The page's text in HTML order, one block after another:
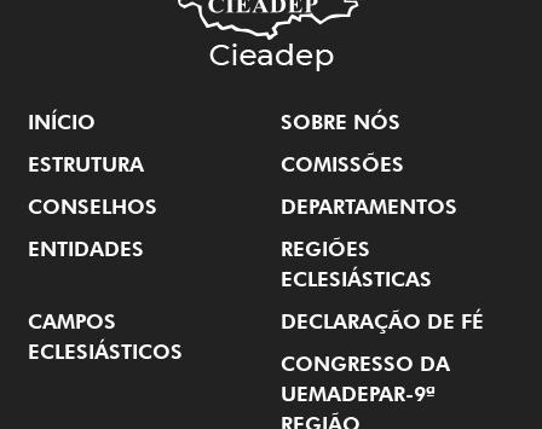
INÍCIO
SOBRE NÓS
ESTRUTURA
COMISSÕES
CONSELHOS
DEPARTAMENTOS
ENTIDADES
REGIÕES
ECLESIÁSTICAS
CAMPOS
ECLESIÁSTICOS
DECLARAÇÃO DE FÉ
CONGRESSO DA
UEMADEPAR-9ª
REGIÃO